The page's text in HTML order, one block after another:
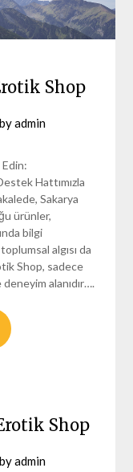
Shop
byadmin
Hattımızla
Sakarya
ürünler,
bilgi
algısı da
Shop, sadece
alanıdır….
Shop
byadmin